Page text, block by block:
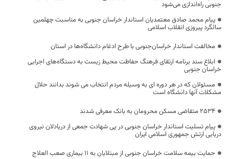
جنوبی راه‌اندازی می‌شود
پیام محمد صادق معتمدیان استاندار خراسان جنوبی به مناسبت چهلمین
سالگرد پیروزی انقلاب اسلامی
مخالفت استاندار خراسان‌جنوبی با طرح ادغام دانشگاه‌ها در استان
ابلاغ سند برنامه ارتقای فرهنگ حفاظت محیط زیست به دستگاه‌های اجرایی
خراسان‌ جنوبی
مسئولان که در هر دوره ای به وسیله مردم انتخاب می شوند بدانند حلال
مشکلات آنها دانشگاه است
۲۵۳۴ متقاضی مسکن محرومان به بانک معرفی شدند
پیام تسلیت استاندار خراسان جنوبی در پی شهادت جمعی از دریادلان نیروی
دریایی ارتش جمهوری اسلامی ایران
حمایت بیمه سلامت خراسان جنوبی از مبتلایان به ۱۱ بیماری صعب العلاج